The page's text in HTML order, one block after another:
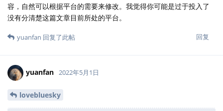
容，自然可以根据平台的需要来修改。我觉得你可能是过于投入了
没有分清楚这篇文章目前所处的平台。
回复
yuanfan 回复了此帖
yuanfan 2022年5月1日
lovebluesky